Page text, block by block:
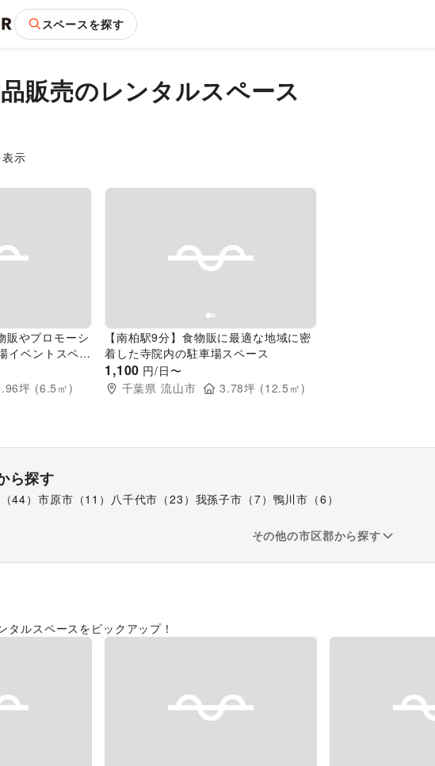
スペースを探す
販売のレンタルスペース
示
販やプロモーシ
イベントスペー
坪 (6.5 ㎡)
Previous slide
【南柏駅9分】食物販に最適な地域に密
着した寺院内の駐車場スペース
1,100 円/日〜
千葉県 流山市 3.78坪 (12.5 ㎡)
ら探す
（44） 市原市 （11 ） 八千代市 （23 ） 我孫子市 （7） 鴨川市 （6 ）
その他の市区郡から探す
タルスペースをピックアップ！